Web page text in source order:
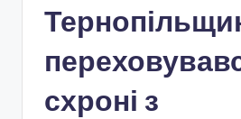
схроні з